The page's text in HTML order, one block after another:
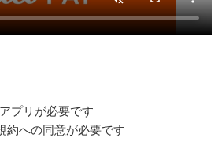
プリが必要です
約への同意が必要です